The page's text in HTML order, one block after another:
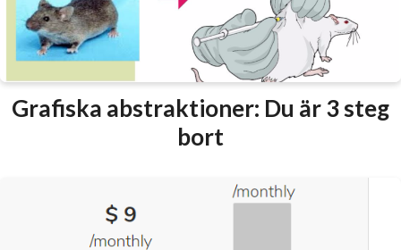
Grafiska abstraktioner: Du är 3 steg
bort